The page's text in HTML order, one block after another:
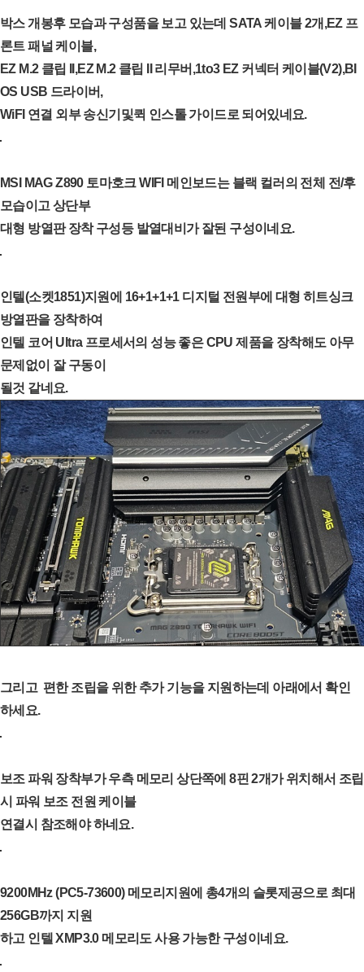
박스 개봉후 모습과 구성품을 보고 있는데 SATA 케이블 2개,EZ 프
론트 패널 케이블,
EZ M.2 클립 II,EZ M.2 클립 II 리무버,1to3 EZ 커넥터 케이블(V2),BI
OS USB 드라이버,
WiFI 연결 외부 송신기및퀵 인스톨 가이드로 되어있네요.
MSI MAG Z890 토마호크 WIFI 메인보드는 블랙 컬러의 전체 전/후
모습이고 상단부
대형 방열판 장착 구성등 발열대비가 잘된 구성이네요.
인텔(소켓1851)지원에 16+1+1+1 디지털 전원부에 대형 히트싱크
방열판을 장착하여
인텔 코어 Ultra 프로세서의 성능 좋은 CPU 제품을 장착해도 아무
문제없이 잘 구동이
될것 같네요.
그리고 편한 조립을 위한 추가 기능을 지원하는데 아래에서 확인
하세요.
보조 파워 장착부가 우측 메모리 상단쪽에 8핀 2개가 위치해서 조립
시 파워 보조 전원 케이블
연결시 참조해야 하네요.
9200MHz (PC5-73600) 메모리지원에 총4개의 슬롯제공으로 최대
256GB까지 지원
하고 인텔 XMP3.0 메모리도 사용 가능한 구성이네요.